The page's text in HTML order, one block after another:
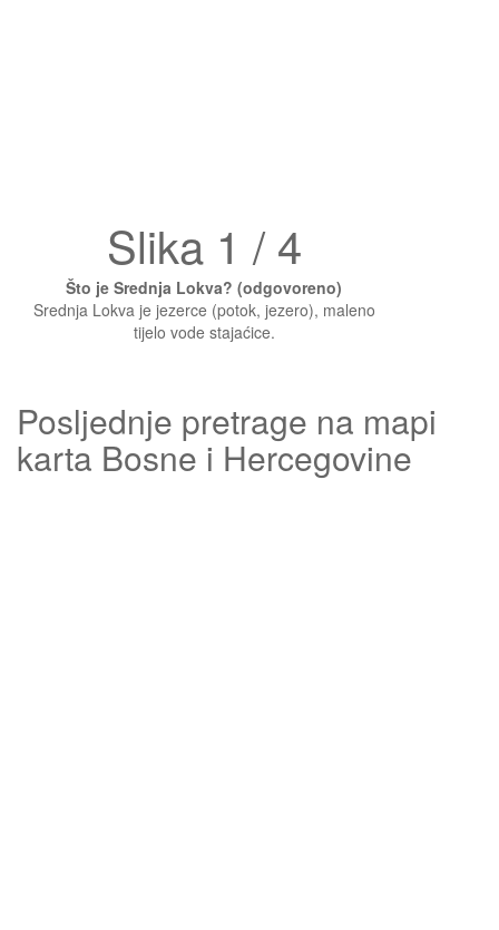
Slika 1 / 4
Što je Srednja Lokva? (odgovoreno)
Srednja Lokva je jezerce (potok, jezero), maleno
tijelo vode stajaćice.
Posljednje pretrage na mapi
karta Bosne i Hercegovine